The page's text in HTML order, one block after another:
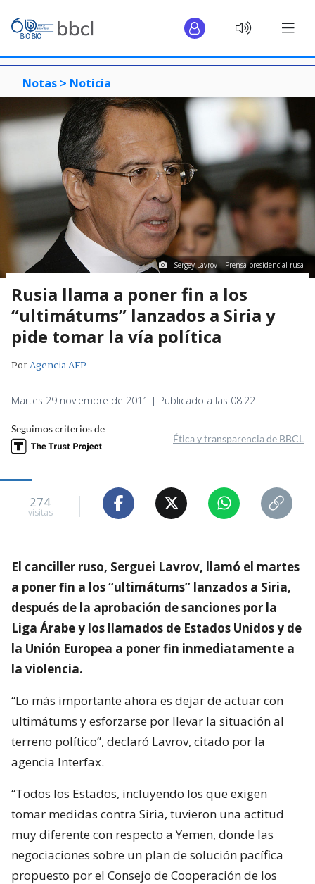
Notas > Noticia
Sergey Lavrov | Prensa presidencial rusa
Rusia llama a poner fin a los
“ultimátums” lanzados a Siria y
pide tomar la vía política
PorAgencia AFP
Martes 29 noviembre de 2011 | Publicado a las 08:22
Seguimos criterios de
Ética y transparencia de BBCL
274
visitas
El canciller ruso, Serguei Lavrov, llamó el martes
a poner fin a los “ultimátums” lanzados a Siria,
después de la aprobación de sanciones por la
Liga Árabe y los llamados de Estados Unidos y de
la Unión Europea a poner fin inmediatamente a
la violencia.
“Lo más importante ahora es dejar de actuar con
ultimátums y esforzarse por llevar la situación al
terreno político”, declaró Lavrov, citado por la
agencia Interfax.
“Todos los Estados, incluyendo los que exigen
tomar medidas contra Siria, tuvieron una actitud
muy diferente con respecto a Yemen, donde las
negociaciones sobre un plan de solución pacífica
propuesto por el Consejo de Cooperación de los